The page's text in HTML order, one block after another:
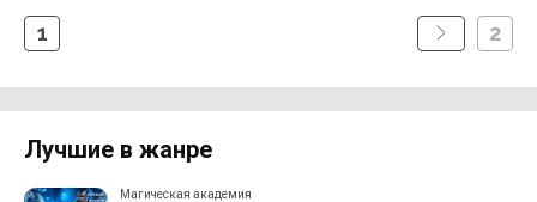
1 2
Лучшие в жанре
Магическая академия